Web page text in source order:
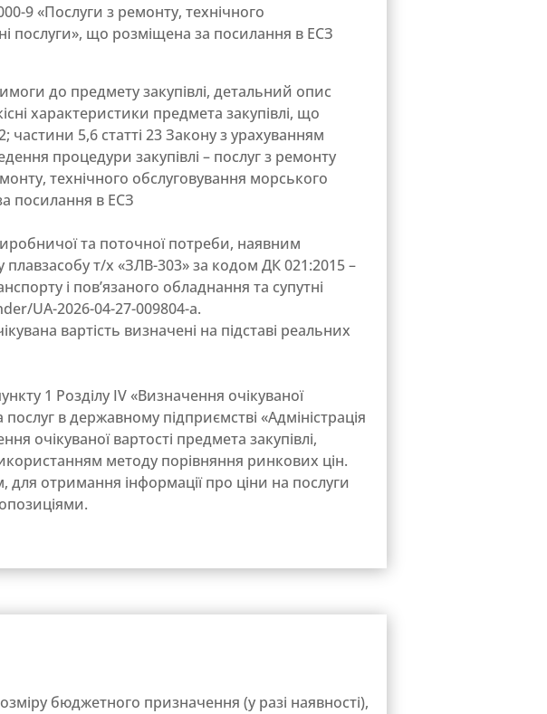
9 «Послуги з ремонту, технічного
послуги», що розміщена за посилання в ЕСЗ
до предмету закупівлі, детальний опис
характеристики предмета закупівлі, що
частини 5,6 статті 23 Закону з урахуванням
процедури закупівлі – послуг з ремонту
технічного обслуговування морського
посилання в ЕСЗ
та поточної потреби, наявним
плавзасобу т/х «ЗЛВ-303» за кодом ДК 021:2015 –
і пов’язаного обладнання та супутні
UA-2026-04-27-009804-a.
вартість визначені на підставі реальних
1 Розділу ІV «Визначення очікуваної
в державному підприємстві «Адміністрація
очікуваної вартості предмета закупівлі,
методу порівняння ринкових цін.
для отримання інформації про ціни на послуги
бюджетного призначення (у разі наявності),